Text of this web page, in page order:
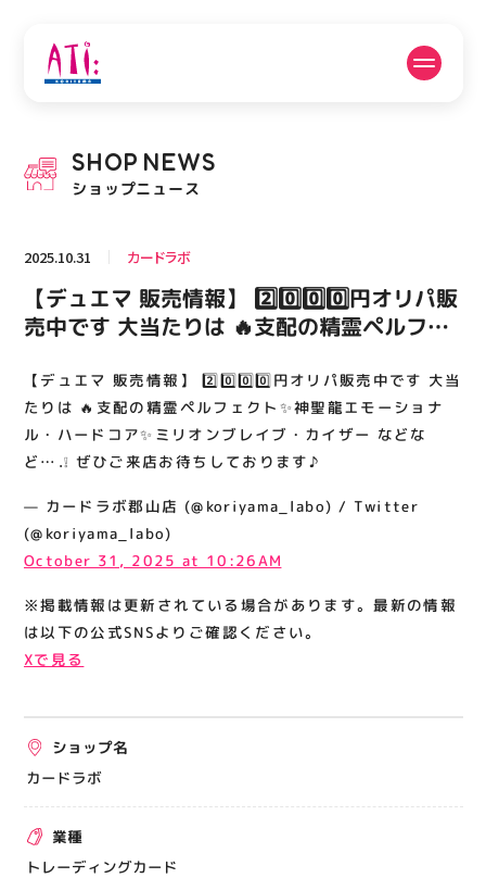
PICK UP NEWS
ピックアップニュース
フロアガイド 営業時間
ACCESS
アクセス・駐車場
RECRUIT
スタッフ募集
関連情報
お知らせ
プライバシーポリシー
サイトポリシー
出店をご検討の方へ
テナント出店募集
催事出店募集
アティビジョンについて
SHOP NEWS
ショップニュース
2025.10.31 カードラボ
【デュエマ 販売情報】 2️⃣0️⃣0️⃣0️⃣円オリパ販
売中です 大当たりは 🔥支配の精霊ペルフェ
ミリオンブレイブ・カイザー などなど….❕ ぜ
ひご来店お待ちしております♪
【デュエマ 販売情報】 2️⃣0️⃣0️⃣0️⃣円オリパ販売中です 大当
たりは 🔥支配の精霊ペルフェクト✨神聖龍エモーショナ
ル・ハードコア✨ミリオンブレイブ・カイザー などな
ど….❕ ぜひご来店お待ちしております♪
— カードラボ郡山店 (@koriyama_labo) / Twitter
(@koriyama_labo)
October 31, 2025 at 10:26AM
※掲載情報は更新されている場合があります。最新の情報
は以下の公式SNSよりご確認ください。
Xで見る
ショップ名
カードラボ
業種
トレーディングカード